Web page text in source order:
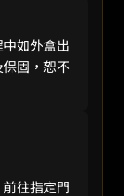
如外盒出
固，恕不
往指定門